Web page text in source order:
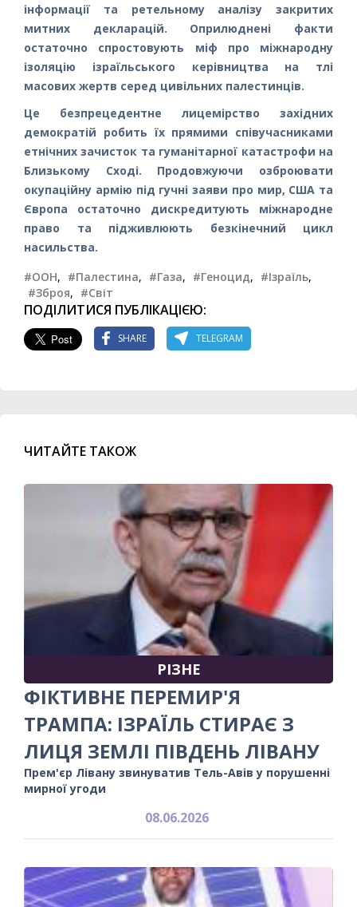
інформації та ретельному аналізу закритих
митних декларацій. Оприлюднені факти
остаточно спростовують міф про міжнародну
ізоляцію ізраїльського керівництва на тлі
масових жертв серед цивільних палестинців.
Це безпрецедентне лицемірство західних
демократій робить їх прямими співучасниками
етнічних зачисток та гуманітарної катастрофи на
Близькому Сході. Продовжуючи озброювати
окупаційну армію під гучні заяви про мир, США та
Європа остаточно дискредитують міжнародне
право та підживлюють безкінечний цикл
насильства.
#ООН, #Палестина, #Газа, #Геноцид, #Ізраїль,
#Зброя, #Світ
ПОДІЛИТИСЯ ПУБЛІКАЦІЄЮ:
SHARE TELEGRAM
ЧИТАЙТЕ ТАКОЖ
РІЗНЕ
ФІКТИВНЕ ПЕРЕМИР'Я
ТРАМПА: ІЗРАЇЛЬ СТИРАЄ З
ЛИЦЯ ЗЕМЛІ ПІВДЕНЬ ЛІВАНУ
Прем'єр Лівану звинуватив Тель-Авів у порушенні
мирної угоди
08.06.2026